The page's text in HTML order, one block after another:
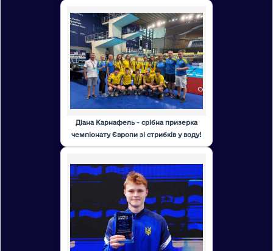
Діана Карнафель - срібна призерка
чемпіонату Європи зі стрибків у воду!